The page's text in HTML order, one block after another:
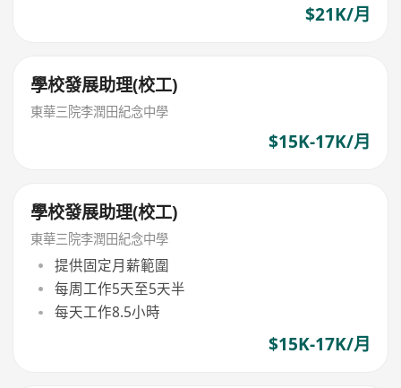
$21K/月
學校發展助理(校工)
東華三院李潤田紀念中學
$15K-17K/月
學校發展助理(校工)
東華三院李潤田紀念中學
提供固定月薪範圍
每周工作5天至5天半
每天工作8.5小時
$15K-17K/月